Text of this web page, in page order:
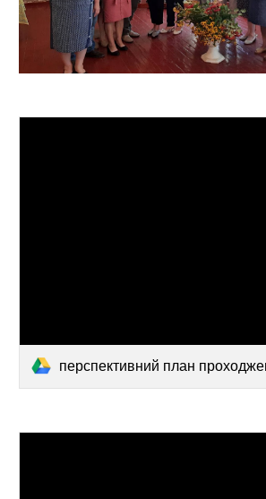
перспективний план проходження